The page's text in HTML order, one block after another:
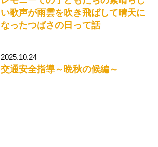
い歌声が雨雲を吹き飛ばして晴天に
なったつばさの日って話
2025.10.24
交通安全指導～晩秋の候編～